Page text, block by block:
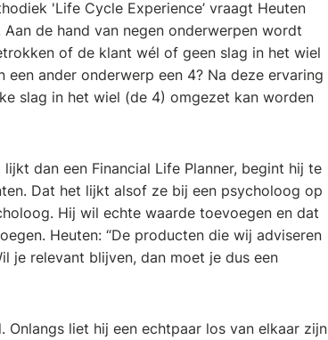
'Life Cycle Experience’ vraagt Heuten
de hand van negen onderwerpen wordt
of de klant wél of geen slag in het wiel
ander onderwerp een 4? Na deze ervaring
slag in het wiel (de 4) omgezet kan worden
dan een Financial Life Planner, begint hij te
Dat het lijkt alsof ze bij een psycholoog op
Hij wil echte waarde toevoegen en dat
Heuten: “De producten die wij adviseren
je relevant blijven, dan moet je dus een
liet hij een echtpaar los van elkaar zijn